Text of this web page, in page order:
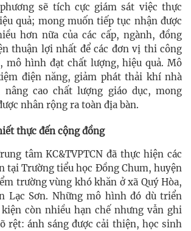
sẽ tích cực giám sát việc thực
quả; mong muốn tiếp tục nhận được
hơn nữa của các cấp, ngành, đồng
thuận lợi nhất để các đơn vị thi công
mô hình đạt chất lượng, hiệu quả. Mô
điện năng, giảm phát thải khí nhà
cao chất lượng giáo dục, mong
nhân rộng ra toàn địa bàn.
thực đến cộng đồng
tâm KC&TVPTCN đã thực hiện các
tại Trường tiểu học Đồng Chum, huyện
trường vùng khó khăn ở xã Quý Hòa,
Lạc Sơn. Những mô hình đó dù triển
còn nhiều hạn chế nhưng vẫn ghi
rệt: ánh sáng được cải thiện, học sinh